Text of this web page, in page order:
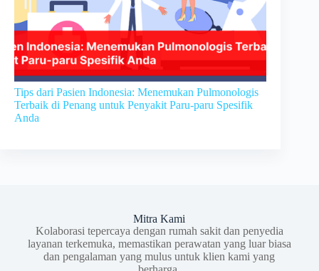
Tips dari Pasien Indonesia: Menemukan Pulmonologis
Terbaik di Penang untuk Penyakit Paru-paru Spesifik
Anda
Mitra Kami
Kolaborasi tepercaya dengan rumah sakit dan penyedia
layanan terkemuka, memastikan perawatan yang luar biasa
dan pengalaman yang mulus untuk klien kami yang